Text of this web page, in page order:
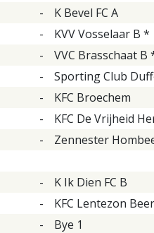
- K Bevel FC A
- KVV Vosselaar B *
- VVC Brasschaat B
- Sporting Club
- KFC Broechem
- KFC De Vrijheid
- Zennester
- K Ik Dien FC B
- KFC Lentezon
- Bye 1